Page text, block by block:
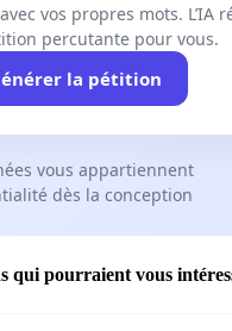
vos propres mots. L’IA
percutante pour vous.
la pétition
vous appartiennent
dès la conception
qui pourraient vous